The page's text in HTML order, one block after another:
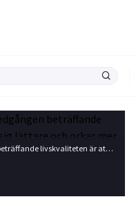
Den viktigaste effekten av viktnedgången beträffande livskvaliteten är att man kan röra sig lättare och orkar mer. Foto: Shutterstock